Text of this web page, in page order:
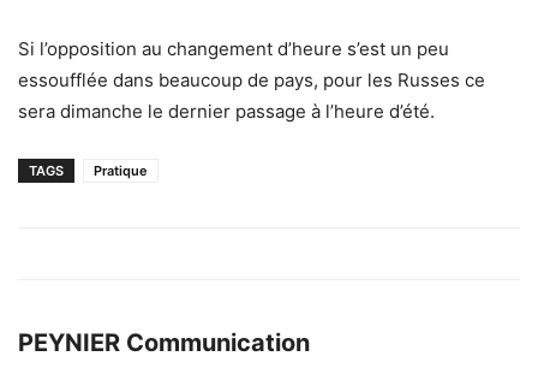
Si l’opposition au changement d’heure s’est un peu
essoufflée dans beaucoup de pays, pour les Russes ce
sera dimanche le dernier passage à l’heure d’été.
TAGS Pratique
PEYNIER Communication